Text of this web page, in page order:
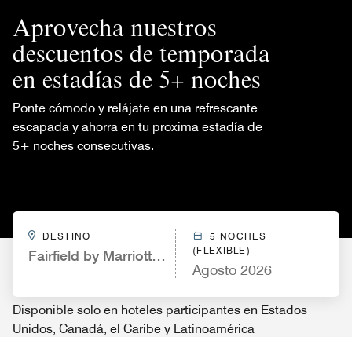
Aprovecha nuestros
descuentos de temporada
en estadías de 5+ noches
Ponte cómodo y relájate en una refrescante
escapada y ahorra en tu proxima estadía de
5+ noches consecutivas.
DESTINO
Fairfield by Marriott Inn & Suites St. Louis
5 NOCHES
(FLEXIBLE)
Agosto 2026
Disponible solo en hoteles participantes en Estados
Unidos, Canadá, el Caribe y Latinoamérica